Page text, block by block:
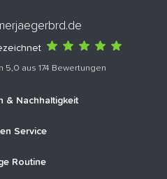
5,0 aus 174 Bewertungen
& Nachhaltigkeit
Service
Routine